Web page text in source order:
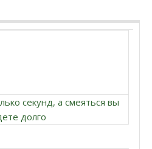
секунд, а смеяться вы
долго